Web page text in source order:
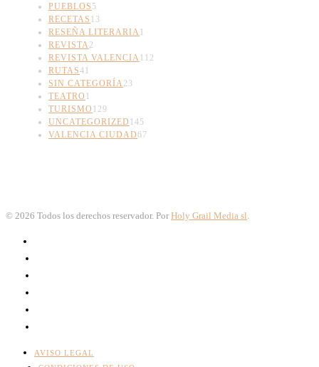
PUEBLOS 5
RECETAS 13
RESEÑA LITERARIA1
REVISTA2
REVISTA VALENCIA112
RUTAS41
SIN CATEGORÍA23
TEATRO 1
TURISMO 129
UNCATEGORIZED 145
VALENCIA CIUDAD67
© 2026 Todos los derechos reservador. Por Holy Grail Media sl
AVISO LEGAL